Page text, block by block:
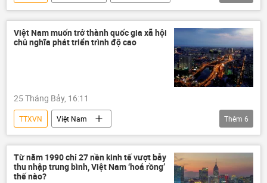
quan hệ quốc tế
Bộ Ngoại giao Việt Nam
hợp tác
Tô Lâm
Chính trị
Chính sách
Hòa Bình
Việt Nam muốn trở thành quốc gia xã hội
chủ nghĩa phát triển trình độ cao
25 Tháng Bảy, 16:11
TTXVN
Việt Nam
Đảng Cộng sản Việt Nam
Đại Hội Đảng
Châu Á
Kinh tế
Xã hội
xã hội chủ nghĩa
Thêm 6
Từ năm 1990 chỉ 27 nền kinh tế vượt bẫy
thu nhập trung bình, Việt Nam ‘hoá rồng’
thế nào?